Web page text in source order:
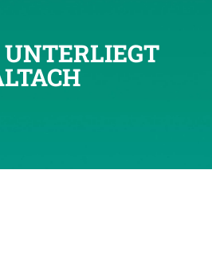
UNTERLIEGT